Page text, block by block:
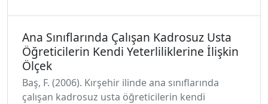
Ana Sınıflarında Çalışan Kadrosuz Usta
Öğreticilerin Kendi Yeterliliklerine İlişkin
Ölçek
Baş, F. (2006). Kırşehir ilinde ana sınıflarında
çalışan kadrosuz usta öğreticilerin kendi